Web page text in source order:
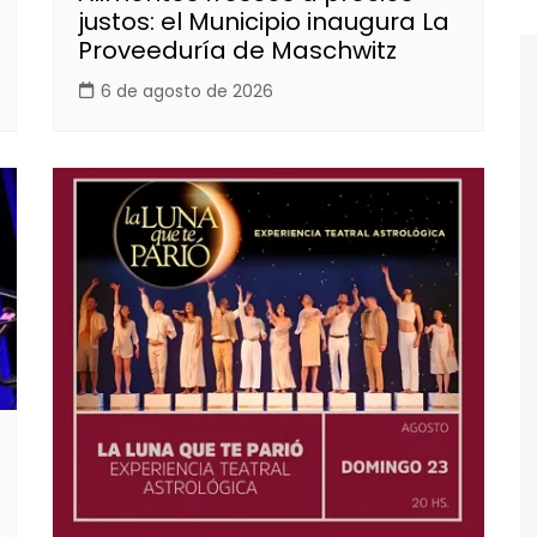
justos: el Municipio inaugura La
Proveeduría de Maschwitz
6 de agosto de 2026